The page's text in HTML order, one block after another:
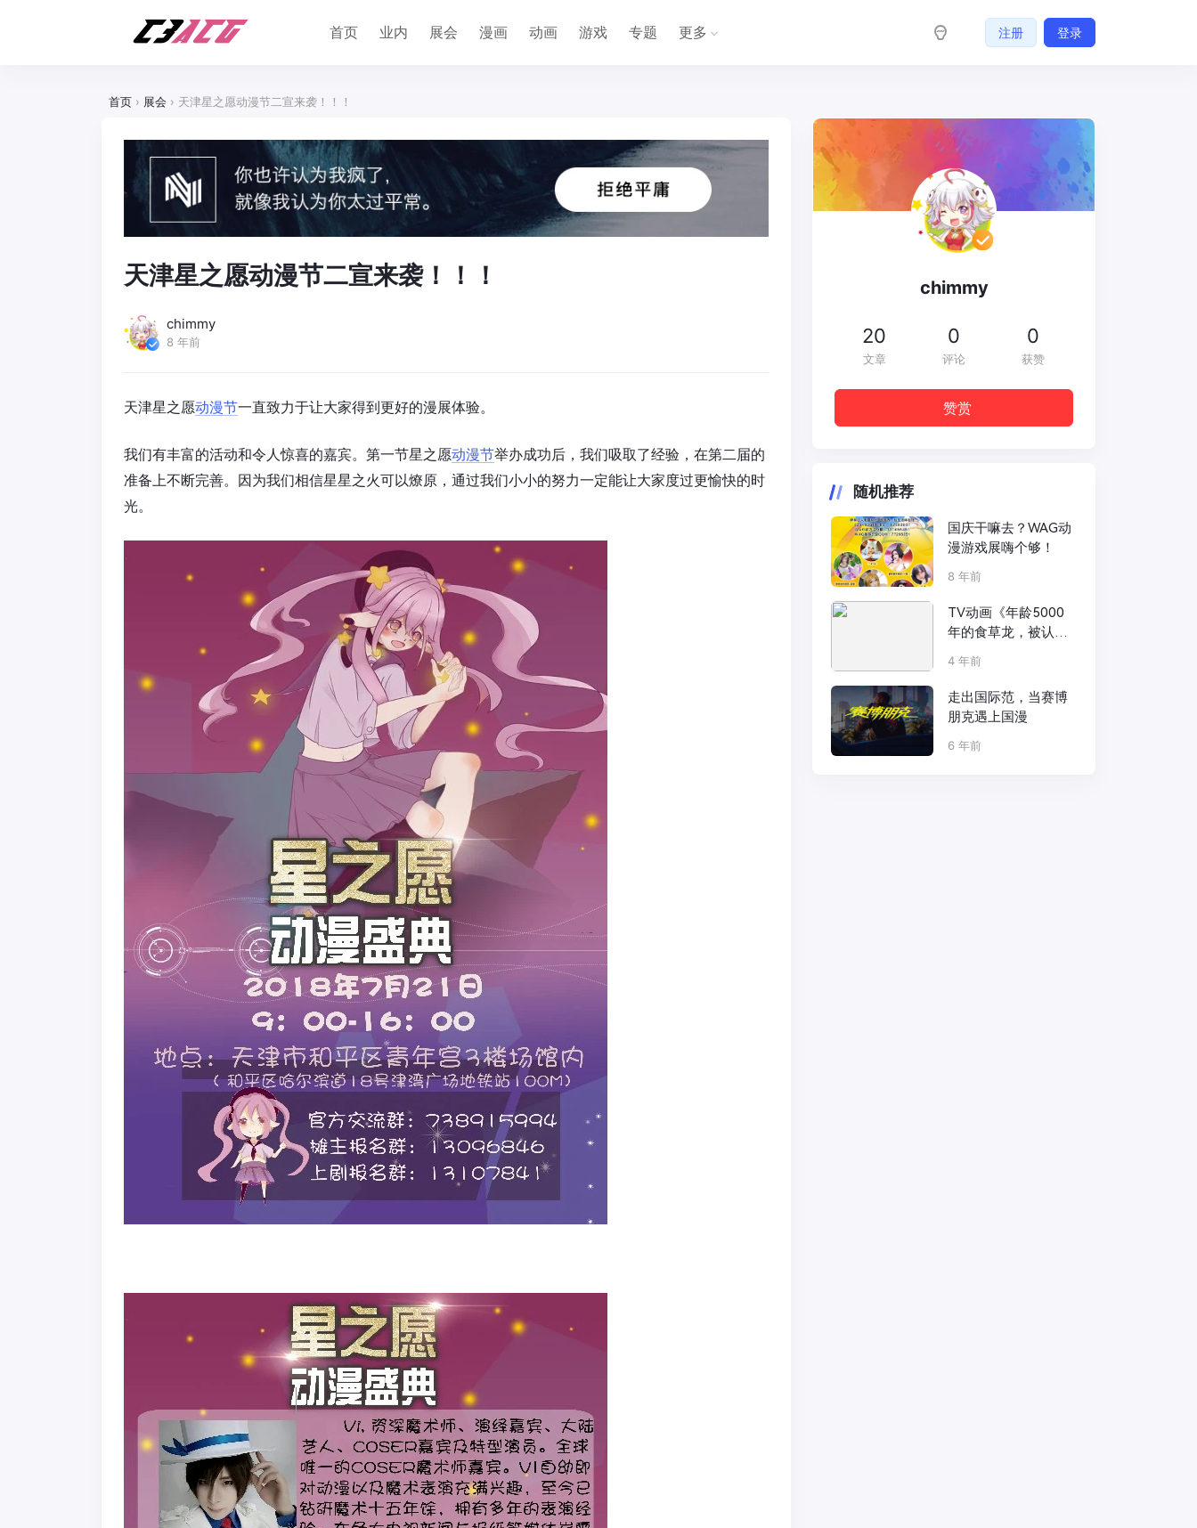
首页 业内 展会 漫画 动画 游戏 专题 更多 注册 登录
首页 › 展会 › 天津星之愿动漫节二宣来袭！！！
天津星之愿动漫节二宣来袭！！！
chimmy
8 年前
天津星之愿动漫节一直致力于让大家得到更好的漫展体验。
我们有丰富的活动和令人惊喜的嘉宾。第一节星之愿动漫节举办成功后，我们吸取了经验，在第二届的
准备上不断完善。因为我们相信星星之火可以燎原，通过我们小小的努力一定能让大家度过更愉快的时
光。
chimmy
20
文章
0
评论
0
获赞
赞赏
随机推荐
国庆干嘛去？WAG动
漫游戏展嗨个够！
8 年前
TV动画《年龄5000
年的食草龙，被认定
为邪龙》主要角色和
PV公开，2023年1月
播出
4 年前
走出国际范，当赛博
朋克遇上国漫
6 年前